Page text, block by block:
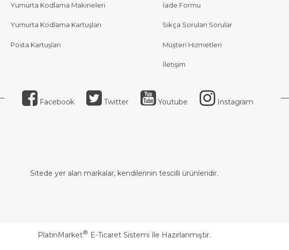
Yumurta Kodlama Makineleri
Yumurta Kodlama Kartuşları
Posta Kartuşları
İade Formu
Sıkça Sorulan Sorular
Müşteri Hizmetleri
İletişim
Facebook Twitter Youtube Instagram
Sitede yer alan markalar, kendilerinin tescilli ürünleridir.
PlatinMarket® E-Ticaret Sistemi İle Hazırlanmıştır.